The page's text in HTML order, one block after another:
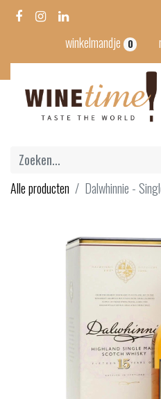
winkelmandje 0
Alle producten Dalwhinnie -